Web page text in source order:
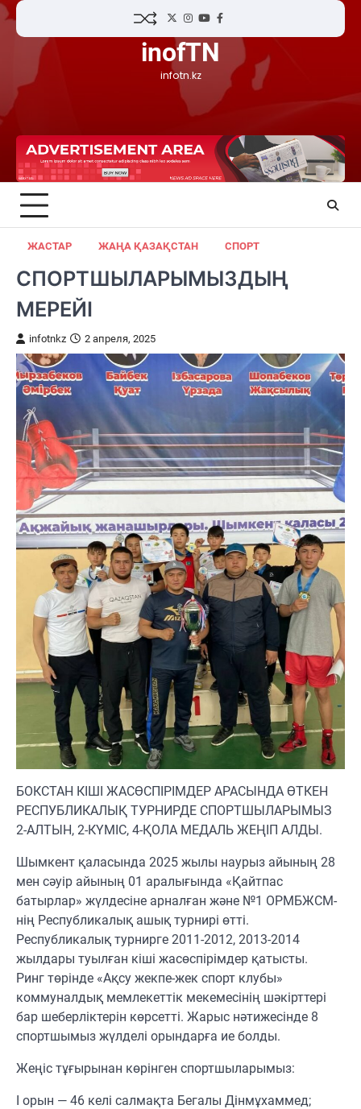
Skip
content
TwitterInstagram
YouTubeFacebook
inofTN
infotn.kz
ЖАСТАР ЖАҢА ҚАЗАҚСТАН СПОРТ
СПОРТШЫЛАРЫМЫЗДЫҢ
МЕРЕЙІ
infotnkz 2 апреля, 2025
БОКСТАН КІШІ ЖАСӨСПІРІМДЕР АРАСЫНДА ӨТКЕН
РЕСПУБЛИКАЛЫҚ ТУРНИРДЕ СПОРТШЫЛАРЫМЫЗ
2-АЛТЫН, 2-КҮМІС, 4-ҚОЛА МЕДАЛЬ ЖЕҢІП АЛДЫ.
Шымкент қаласында 2025 жылы наурыз айының 28
мен сәуір айының 01 аралығында «Қайтпас
батырлар» жүлдесіне арналған және №1 ОРМБЖСМ-
нің Республикалық ашық турнирі өтті.
Республикалық турнирге 2011-2012, 2013-2014
жылдары туылған кіші жасөспірімдер қатысты.
Ринг төрінде «Ақсу жекпе-жек спорт клубы»
коммуналдық мемлекеттік мекемесінің шәкірттері
бар шеберліктерін көрсетті. Жарыс нәтижесінде 8
спортшымыз жүлделі орындарға ие болды.
Жеңіс тұғырынан көрінген спортшыларымыз:
I орын — 46 келі салмақта Бегалы Дінмұхаммед;